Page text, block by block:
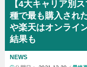
【4大キャリア別
種で最も購入され
や楽天はオンライ
結果も
NEWS